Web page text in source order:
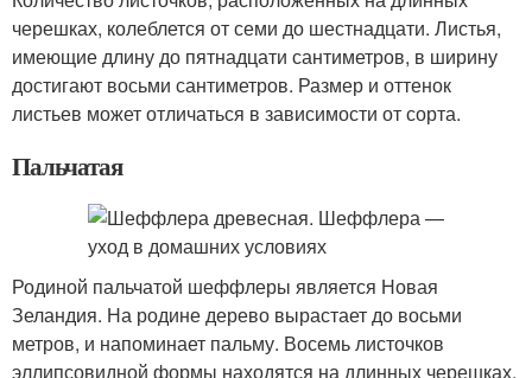
черешках, колеблется от семи до шестнадцати. Листья,
имеющие длину до пятнадцати сантиметров, в ширину
достигают восьми сантиметров. Размер и оттенок
листьев может отличаться в зависимости от сорта.
Пальчатая
Родиной пальчатой шеффлеры является Новая
Зеландия. На родине дерево вырастает до восьми
метров, и напоминает пальму. Восемь листочков
эллипсовидной формы находятся на длинных черешках,